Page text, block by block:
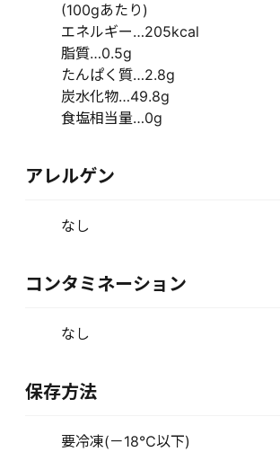
(100gあたり)
エネルギー…205kcal
脂質…0.5g
たんぱく質…2.8g
炭水化物…49.8g
食塩相当量…0g
アレルゲン
なし
コンタミネーション
なし
保存方法
要冷凍(－18℃以下)